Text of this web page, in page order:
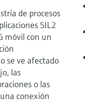
de procesos
SIL2
móvil con un
se ve afectado
las
o las
conexión